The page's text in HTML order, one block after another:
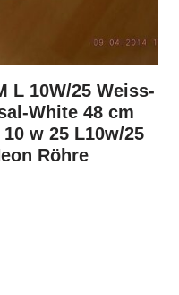
L 10W/25 Weiss-
White 48 cm
w 25 L10w/25
Röhre